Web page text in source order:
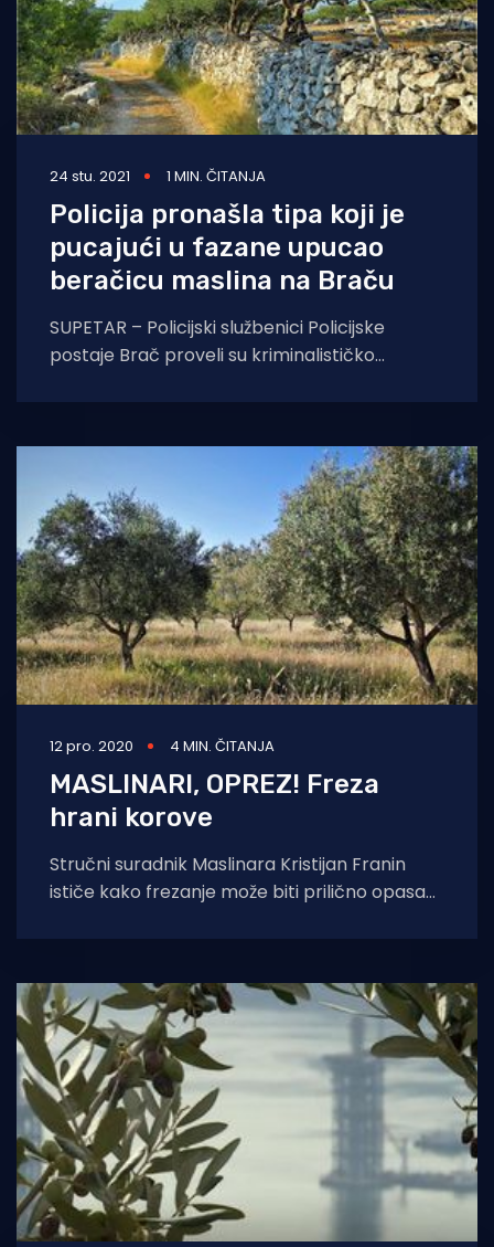
24 stu. 2021 1 MIN. ČITANJA
Policija pronašla tipa koji je
pucajući u fazane upucao
beračicu maslina na Braču
SUPETAR – Policijski službenici Policijske
postaje Brač proveli su kriminalističko
da je prije tri dana,
12 pro. 2020 4 MIN. ČITANJA
MASLINARI, OPREZ! Freza
hrani korove
Stručni suradnik Maslinara Kristijan Franin
ističe kako frezanje može biti prilično opasan
razvijenim podzemnim